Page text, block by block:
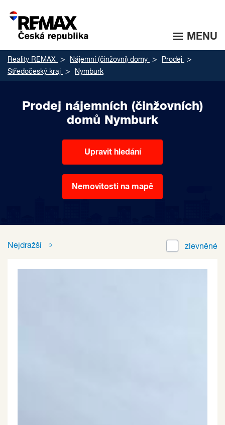
MENU
Reality REMAX Nájemní (činžovní) domy
Prodej
Středočeský kraj
Nymburk
Prodej nájemních (činžovních)
domů Nymburk
Upravit hledání
Nemovitosti na mapě
Nejdražší zlevněné